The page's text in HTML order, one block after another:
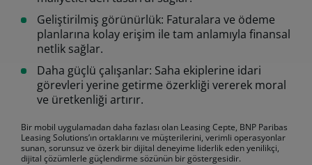
Geliştirilmiş görünürlük: Faturalara ve ödeme
planlarına kolay erişim ile tam anlamıyla finansal
netlik sağlar.
Daha güçlü çalışanlar: Saha ekiplerine idari
görevleri yerine getirme özerkliği vererek moral
ve üretkenliği artırır.
Bir mobil uygulamadan daha fazlası olan Leasing Cepte, BNP Paribas
Leasing Solutions’ın ortaklarını ve müşterilerini, verimli operasyonlar
sunan, sorunsuz ve özerk bir dijital deneyime liderlik eden yenilikçi,
dijital çözümlerle güçlendirme sözünün bir göstergesidir.